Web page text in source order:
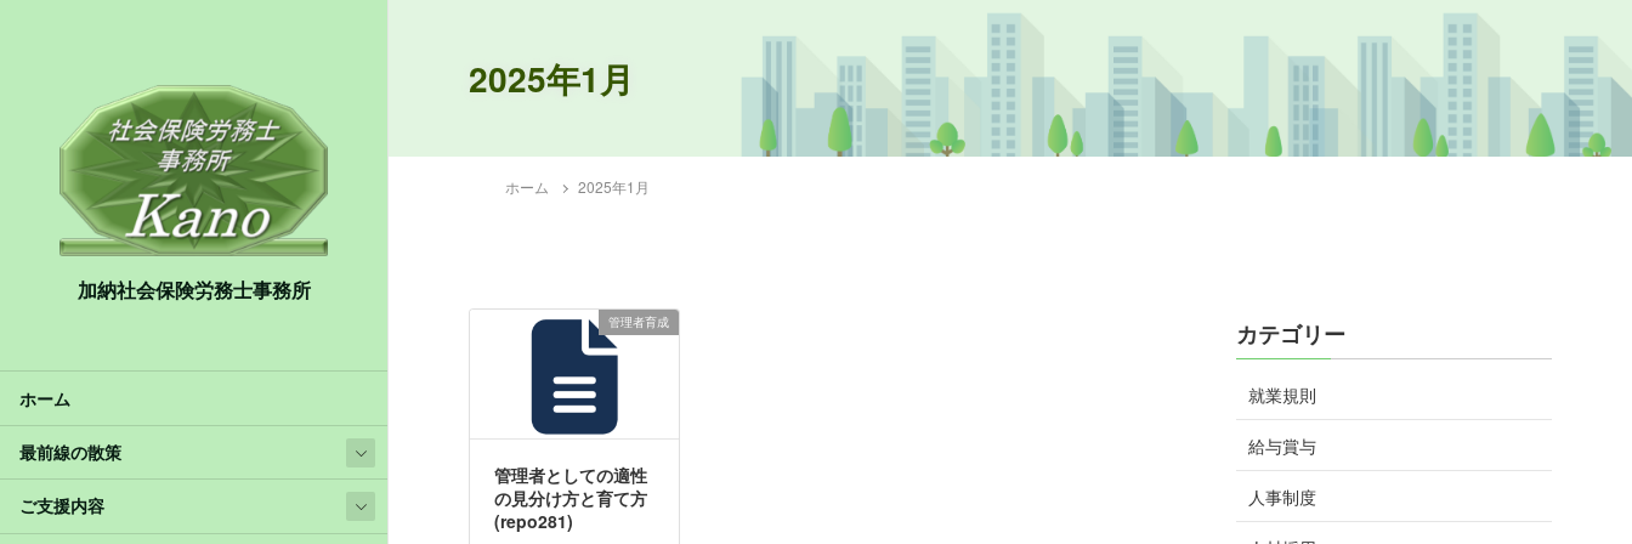
加納社会保険労務士事務所
ホーム
最前線の散策
ご支援内容
2025年1月
ホーム 2025年1月
管理者育成
管理者としての適性
の見分け方と育て方
(repo281)
カテゴリー
就業規則
給与賞与
人事制度